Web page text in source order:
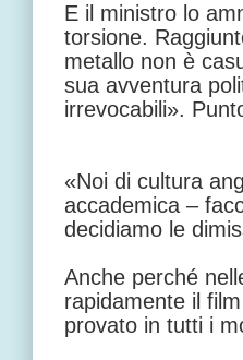
E il ministro lo
torsione.
metallo non è
sua avventura
irrevocabili».
«Noi di cultura
accademica –
decidiamo le
Anche perché
rapidamente il
provato in tutti i